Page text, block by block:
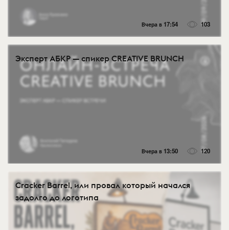
Вчера в 17:54 103
Эксперт АБКР — спикер CREATIVE BRUNCH
Вчера в 13:50 120
Cracker Barrel, или провал который начался
задолго до логотипа